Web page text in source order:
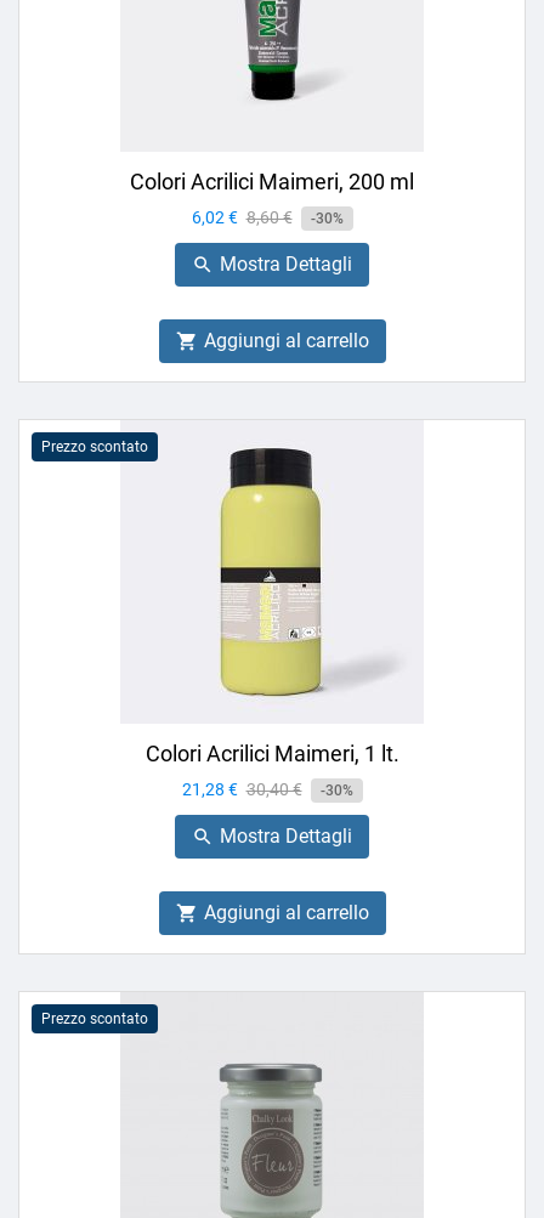
Colori Acrilici Maimeri, 200 ml
Prezzo
6,02 € Prezzo
base
8,60 € -30%
 Mostra Dettagli
 Aggiungi al carrello
Prezzo scontato
Colori Acrilici Maimeri, 1 lt.
Prezzo
21,28 € Prezzo
base
30,40 € -30%
 Mostra Dettagli
 Aggiungi al carrello
Prezzo scontato